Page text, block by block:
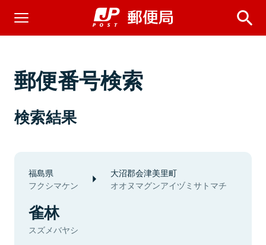
郵便番号検索
検索結果
福島県
フクシマケン
大沼郡会津美里町
オオヌマグンアイヅミサトマチ
雀林
スズメバヤシ